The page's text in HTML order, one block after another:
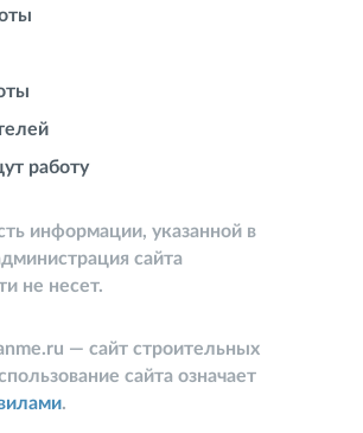
работу
информации, указанной в
сайта
не несет.
— сайт строительных
сайта означает
.